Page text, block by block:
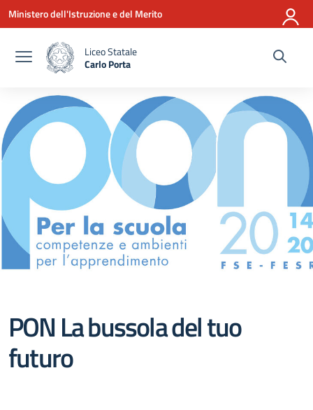
Vai ai contenuti
Vai al menu di navigazione
Vai al footer
Ministero dell'Istruzione e del Merito
Liceo Statale
Carlo Porta
PON La bussola del tuo
futuro